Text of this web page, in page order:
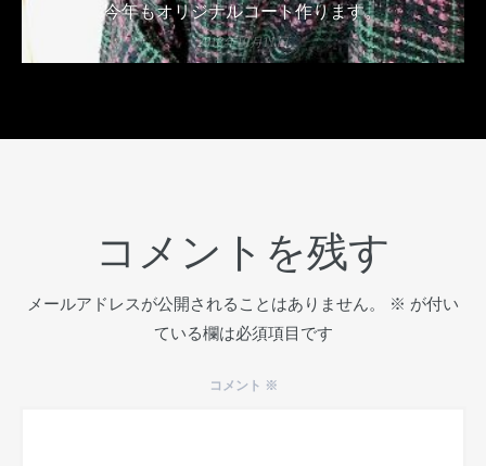
今年もオリジナルコート作ります。
2018年10月11日
コメントを残す
メールアドレスが公開されることはありません。 ※ が付い
ている欄は必須項目です
コメント ※